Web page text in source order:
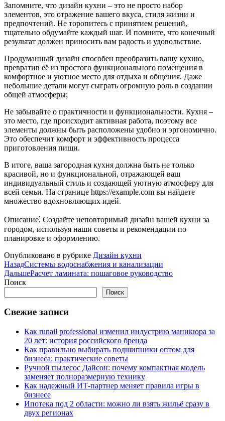
Запомните, что дизайн кухни – это не просто набор
элементов, это отражение вашего вкуса, стиля жизни и
предпочтений. Не торопитесь с принятием решений,
тщательно обдумайте каждый шаг. И помните, что конечный
результат должен приносить вам радость и удовольствие.
Продуманный дизайн способен преобразить вашу кухню,
превратив её из простого функционального помещения в
комфортное и уютное место для отдыха и общения. Даже
небольшие детали могут сыграть огромную роль в создании
общей атмосферы;
Не забывайте о практичности и функциональности. Кухня –
это место, где происходит активная работа, поэтому все
элементы должны быть расположены удобно и эргономично.
Это обеспечит комфорт и эффективность процесса
приготовления пищи.
В итоге, ваша загородная кухня должна быть не только
красивой, но и функциональной, отражающей ваш
индивидуальный стиль и создающей уютную атмосферу для
всей семьи. На странице https://example.com вы найдете
множество вдохновляющих идей.
Описание⁚ Создайте неповторимый дизайн вашей кухни за
городом, используя наши советы и рекомендации по
планировке и оформлению.
Опубликовано в рубрике Дизайн кухни
НазадСистемы водоснабжения и канализации
ДальшеРасчет ламината: пошаговое руководство
Поиск
Поиск
Свежие записи
Как runail professional изменил индустрию маникюра за
20 лет: история российского бренда
Как правильно выбирать подшипники оптом для
бизнеса: практические советы
Ручной пылесос Дайсон: почему компактная модель
заменяет полноразмерную технику
Как надежный ИТ-партнер меняет правила игры в
бизнесе
Ипотека под 2 области: можно ли взять жильё сразу в
двух регионах